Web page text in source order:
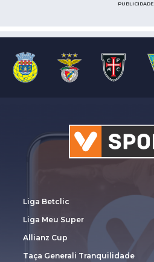
PUBLICIDADE
Liga Betclic
Liga Meu Super
Allianz Cup
Taça Generali Tranquilidade